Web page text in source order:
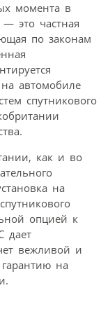
момента в
— это частная
по законам
на автомобиле
спутникового
как и во
на
опцией к
дает
вежливой и
на